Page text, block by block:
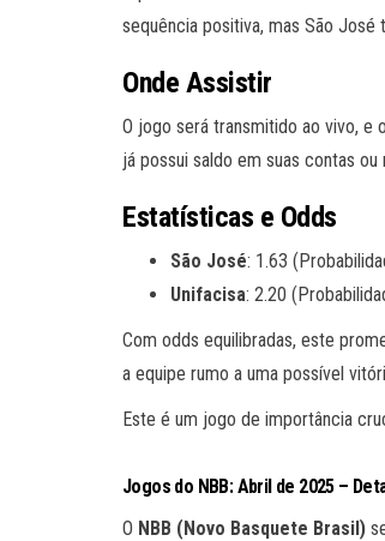
sequência positiva, mas São
Onde Assistir
O jogo será transmitido ao vivo, e
já possui saldo em suas contas
Estatísticas e Odds
São José: 1.63
Unifacisa: 2.20
Com odds equilibradas, este
a equipe rumo a uma possível
Este é um jogo de importância
Jogos do NBB: Abril de 2025 –
O NBB (Novo Basquete Brasil)